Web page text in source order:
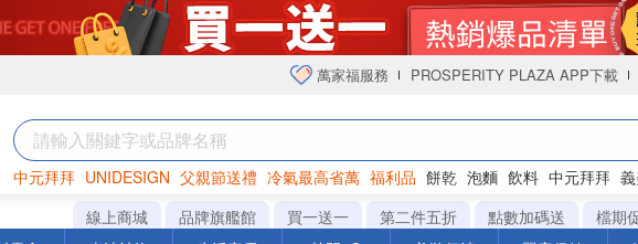
萬家福服務 PROSPERITY PLAZA APP下載
中元拜拜 UNIDESIGN 父親節送禮 冷氣最高省萬 福利品 餅乾 泡麵 飲料 中元拜拜
巧克力 罐頭 衛生紙
線上商城 品牌旗艦館 買一送一 第二件五折 點數加碼送
檔期